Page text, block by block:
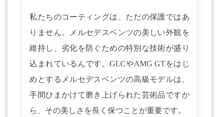
私たちのコーティングは、ただの保護ではあ
りません。メルセデスベンツの美しい外観を
維持し、劣化を防ぐための特別な技術が盛り
込まれているんです。GLCやAMG GTをはじ
めとするメルセデスベンツの高級モデルは、
手間ひまかけて磨き上げられた芸術品ですか
ら、その美しさを長く保つことが重要です。